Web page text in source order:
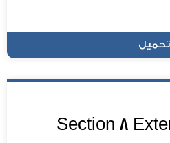
تحميل
Section 8